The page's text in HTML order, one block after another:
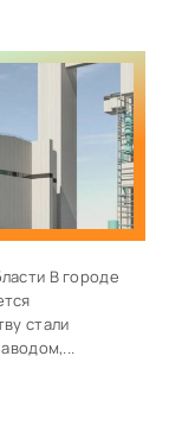
В городе
стали